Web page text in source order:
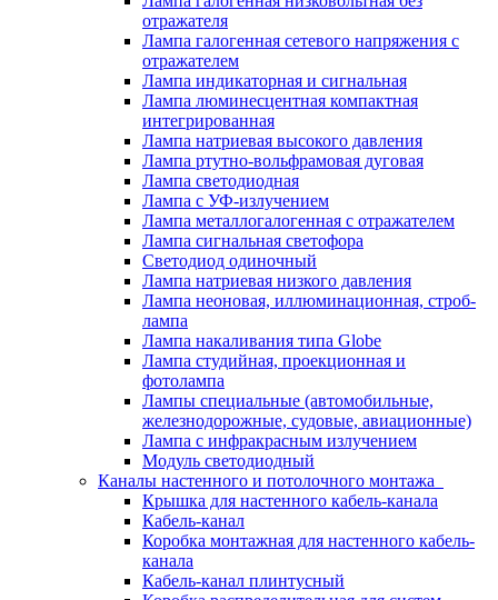
отражателя
Лампа галогенная сетевого напряжения с
отражателем
Лампа индикаторная и сигнальная
Лампа люминесцентная компактная
интегрированная
Лампа натриевая высокого давления
Лампа ртутно-вольфрамовая дуговая
Лампа светодиодная
Лампа с УФ-излучением
Лампа металлогалогенная с отражателем
Лампа сигнальная светофора
Светодиод одиночный
Лампа натриевая низкого давления
Лампа неоновая, иллюминационная, строб-
лампа
Лампа накаливания типа Globe
Лампа студийная, проекционная и
фотолампа
Лампы специальные (автомобильные,
железнодорожные, судовые, авиационные)
Лампа с инфракрасным излучением
Модуль светодиодный
Каналы настенного и потолочного монтажа
Крышка для настенного кабель-канала
Кабель-канал
Коробка монтажная для настенного кабель-
канала
Кабель-канал плинтусный